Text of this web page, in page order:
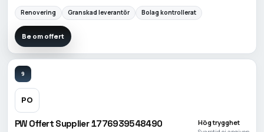
Renovering Granskad leverantör Bolag kontrollerat
Be om offert
9
PO
PW Offert Supplier 1776939548490 Hög trygghet